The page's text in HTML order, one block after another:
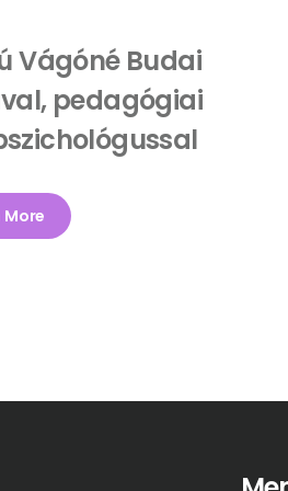
Vágóné Budai
pedagógiai
More